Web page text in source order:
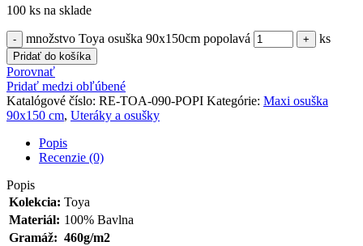
100 ks na sklade
množstvo Toya osuška 90x150cm popolavá ks
Pridať do košíka
Porovnať
Pridať medzi obľúbené
Katalógové číslo: RE-TOA-090-POPI Kategórie: Maxi osuška
90x150 cm, Uteráky a osušky
Popis
Recenzie (0)
Popis
Kolekcia: Toya
Materiál: 100% Bavlna
Gramáž: 460g/m2